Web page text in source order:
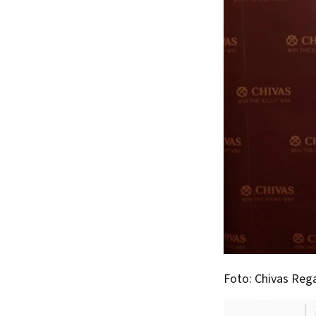
Foto: Chivas